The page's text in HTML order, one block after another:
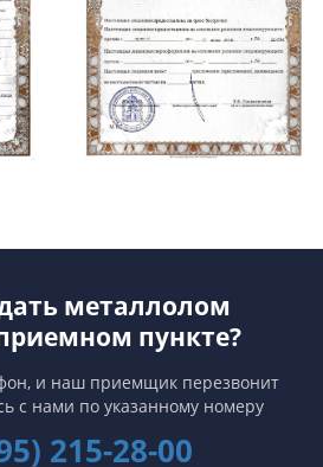
металлолом
пункте?
и наш приемщик перезвонит
с нами по указанному номеру
215-28-00